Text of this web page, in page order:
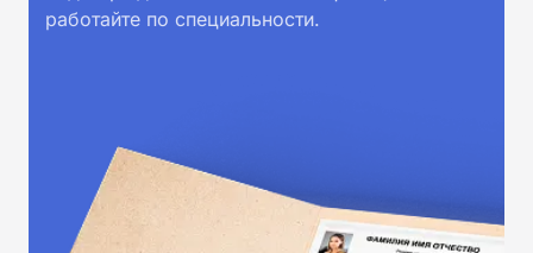
работайте по специальности.